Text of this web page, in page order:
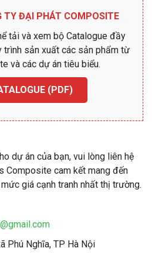
TY ĐẠI PHÁT COMPOSITE
tải và xem bộ Catalogue đầy
sản xuất các sản phẩm từ
và các dự án tiêu biểu.
(PDF)
dự án của bạn, vui lòng liên hệ
Composite cam kết mang đến
giá cạnh tranh nhất thị trường.
Phú Nghĩa, TP Hà Nội